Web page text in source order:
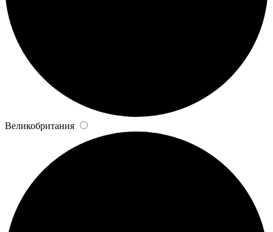
Великобритания